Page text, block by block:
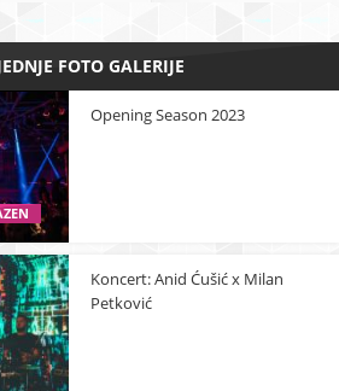
FOTO GALERIJE
Opening Season 2023
Koncert: Anid Ćušić x Milan
Petković